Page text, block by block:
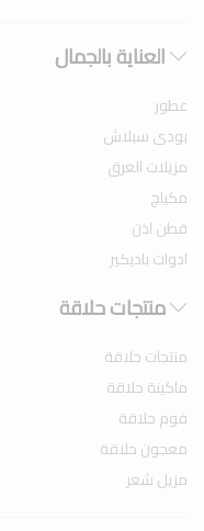
العناية بالجمال
عطور
بودى سبلاش
مزيلات العرق
مكياج
قطن اذن
ادوات باديكير
منتجات حلاقة
منتجات حلاقة
ماكينة حلاقة
فوم حلاقة
معجون حلاقة
مزيل شعر